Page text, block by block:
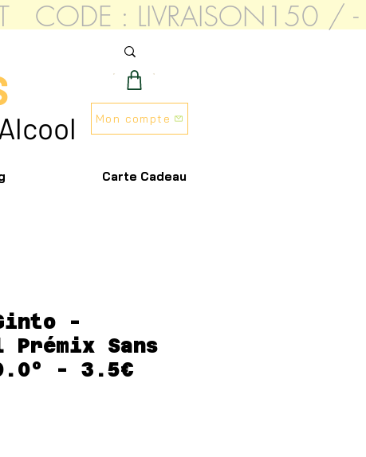
CODE : LIVRAISON150
Mon compte
Carte Cadeau
-
Sans
- 3.5€